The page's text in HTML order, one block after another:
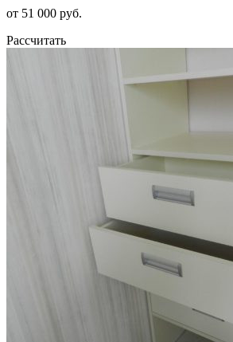
от 51 000 руб.
Рассчитать